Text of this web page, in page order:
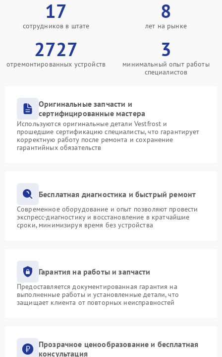
17
сотрудников в штате
8
лет на рынке
2727
отремонтированных устройств
3
минимальный опыт работы
специалистов
Оригинальные запчасти и
сертифицированные мастера
Используются оригинальные детали Vestfrost и
прошедшие сертификацию специалисты, что гарантирует
корректную работу после ремонта и сохранение
гарантийных обязательств
Бесплатная диагностика и быстрый ремонт
Современное оборудование и опыт позволяют провести
экспресс-диагностику и восстановление в кратчайшие
сроки, минимизируя время без устройства
Гарантия на работы и запчасти
Предоставляется документированная гарантия на
выполненные работы и установленные детали, что
защищает клиента от повторных неисправностей
Прозрачное ценообразование и бесплатная
консультация